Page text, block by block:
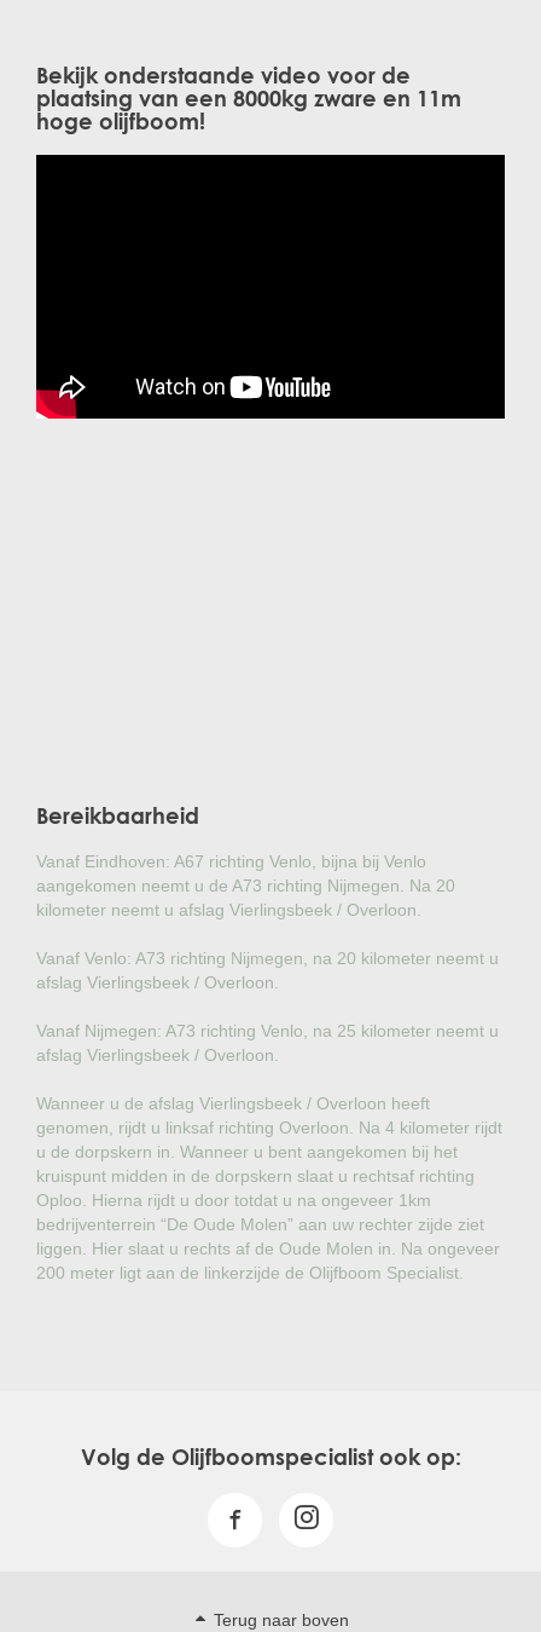
Bekijk onderstaande video voor de
plaatsing van een 8000kg zware en 11m
hoge olijfboom!
Bereikbaarheid
Vanaf Eindhoven: A67 richting Venlo, bijna bij Venlo
aangekomen neemt u de A73 richting Nijmegen. Na 20
kilometer neemt u afslag Vierlingsbeek / Overloon.
Vanaf Venlo: A73 richting Nijmegen, na 20 kilometer neemt u
afslag Vierlingsbeek / Overloon.
Vanaf Nijmegen: A73 richting Venlo, na 25 kilometer neemt u
afslag Vierlingsbeek / Overloon.
Wanneer u de afslag Vierlingsbeek / Overloon heeft
genomen, rijdt u linksaf richting Overloon. Na 4 kilometer rijdt
u de dorpskern in. Wanneer u bent aangekomen bij het
kruispunt midden in de dorpskern slaat u rechtsaf richting
Oploo. Hierna rijdt u door totdat u na ongeveer 1km
bedrijventerrein “De Oude Molen” aan uw rechter zijde ziet
liggen. Hier slaat u rechts af de Oude Molen in. Na ongeveer
200 meter ligt aan de linkerzijde de Olijfboom Specialist.
Volg de Olijfboomspecialist ook op:
Terug naar boven